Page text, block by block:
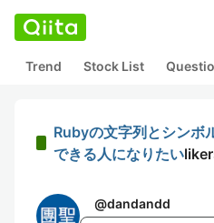
Trend Stock List
Rubyの文字列とシンボ
できる人になりたい
@dandandd